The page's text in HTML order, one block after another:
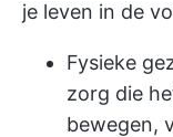
je leven in de
Fysieke
zorg die
bewegen,